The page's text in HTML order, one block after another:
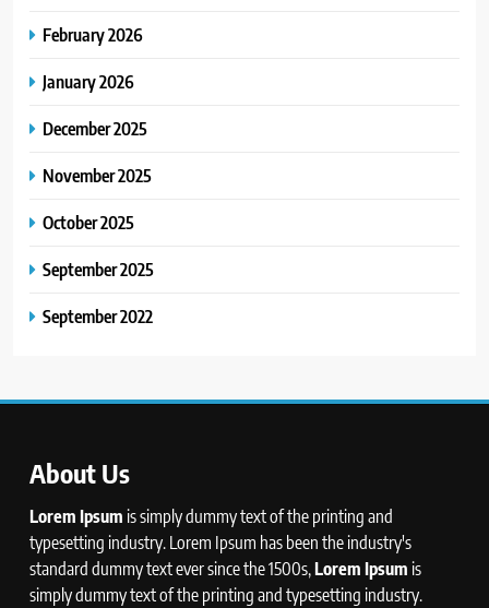
February 2026
January 2026
December 2025
November 2025
October 2025
September 2025
September 2022
About Us
Lorem Ipsum is simply dummy text of the printing and
typesetting industry. Lorem Ipsum has been the industry's
standard dummy text ever since the 1500s,Lorem Ipsum is
simply dummy text of the printing and typesetting industry.